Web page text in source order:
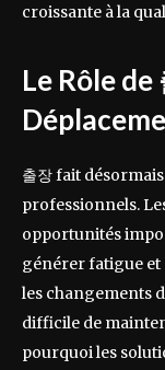
croissante à la
Le Rôle de
출장 fait
professionnels.
opportunités
générer fatigue et
les changements
difficile de
pourquoi les